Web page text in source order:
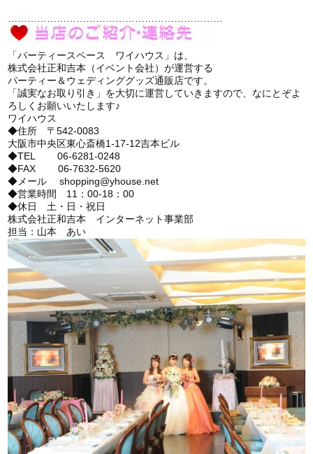
「パーティースペース ワイハウス」は、
株式会社正和吉本（イベント会社）が運営する
パーティー＆ウェディンググッズ通販店です。
「誠実なお取り引き」を大切に運営していきますので、なにとぞよ
ろしくお願いいたします♪
ワイハウス
◆住所 〒542-0083
大阪市中央区東心斎橋1-17-12吉本ビル
◆TEL 06-6281-0248
◆FAX 06-7632-5620
◆メール shopping@yhouse.net
◆営業時間 11：00-18：00
◆休日 土・日・祝日
株式会社正和吉本 インターネット事業部
担当：山本 あい